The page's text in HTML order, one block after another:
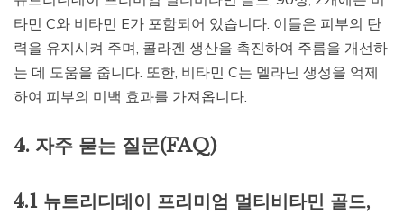
타민 C와 비타민 E가 포함되어 있습니다. 이들은 피부의 탄
력을 유지시켜 주며, 콜라겐 생산을 촉진하여 주름을 개선하
는 데 도움을 줍니다. 또한, 비타민 C는 멜라닌 생성을 억제
하여 피부의 미백 효과를 가져옵니다.
4. 자주 묻는 질문(FAQ)
4.1 뉴트리디데이 프리미엄 멀티비타민 골드,